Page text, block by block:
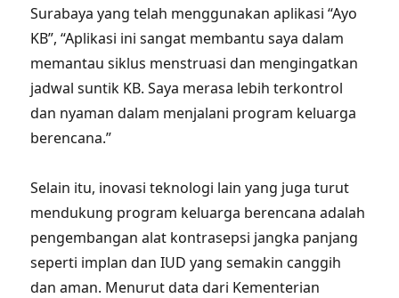
Surabaya yang telah menggunakan aplikasi “Ayo
KB”, “Aplikasi ini sangat membantu saya dalam
memantau siklus menstruasi dan mengingatkan
jadwal suntik KB. Saya merasa lebih terkontrol
dan nyaman dalam menjalani program keluarga
berencana.”
Selain itu, inovasi teknologi lain yang juga turut
mendukung program keluarga berencana adalah
pengembangan alat kontrasepsi jangka panjang
seperti implan dan IUD yang semakin canggih
dan aman. Menurut data dari Kementerian